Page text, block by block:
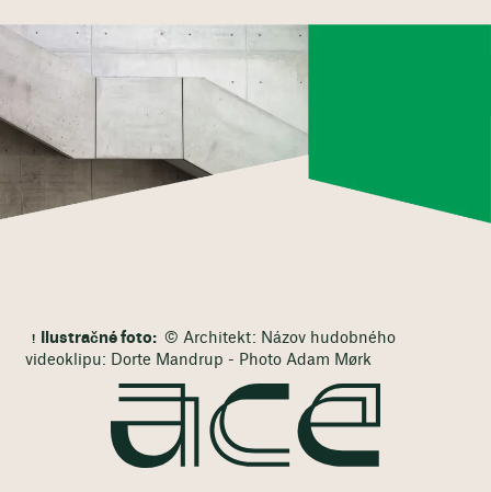
Ilustračné foto: © Architekt: Názov hudobného
videoklipu: Dorte Mandrup - Photo Adam Mørk